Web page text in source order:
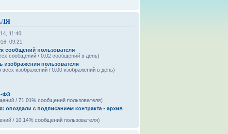
11:40
09:21
сообщений пользователя
сообщений / 0.02 сообщений в день)
изображения пользователя
всех изображений / 0.00 изображений в день)
ФЗ
/ 71.01% сообщений пользователя)
опоздали с подписанием контракта - архив
/ 10.14% сообщений пользователя)